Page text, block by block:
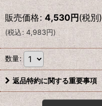
販売価格: 4,530円(税別)
(税込: 4,983円)
数量:
返品特約に関する重要事項